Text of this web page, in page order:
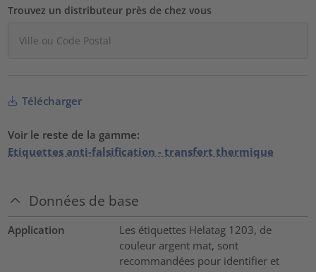
Trouvez un distributeur près de chez vous
Télécharger
Voir le reste de la gamme:
Etiquettes anti-falsification - transfert thermique
Données de base
Application
Les étiquettes Helatag 1203, de
couleur argent mat, sont
recommandées pour identifier et